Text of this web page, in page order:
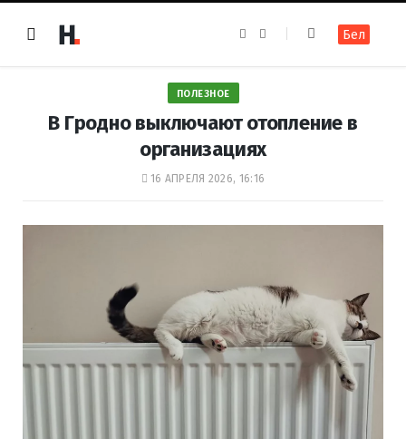
e
k
t
a
m
Бел
ПОЛЕЗНОЕ
В Гродно выключают отопление в
организациях
16 АПРЕЛЯ 2026, 16:16